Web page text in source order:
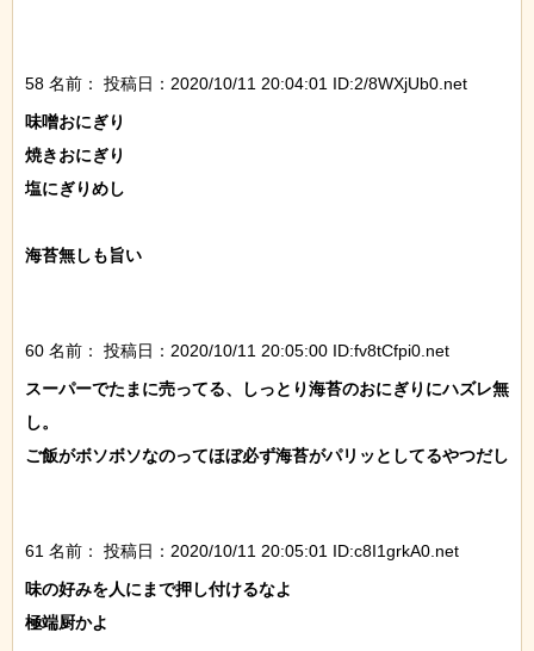
58 名前：
投稿日：2020/10/11 20:04:01 ID:2/8WXjUb0.net
味噌おにぎり
焼きおにぎり
塩にぎりめし
海苔無しも旨い
60 名前：
投稿日：2020/10/11 20:05:00 ID:fv8tCfpi0.net
スーパーでたまに売ってる、しっとり海苔のおにぎりにハズレ無
し。
ご飯がボソボソなのってほぼ必ず海苔がパリッとしてるやつだし
61 名前：
投稿日：2020/10/11 20:05:01 ID:c8I1grkA0.net
味の好みを人にまで押し付けるなよ
極端厨かよ